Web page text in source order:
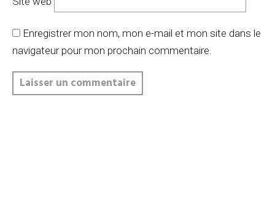
Enregistrer mon nom, mon e-mail et mon site dans le
navigateur pour mon prochain commentaire.